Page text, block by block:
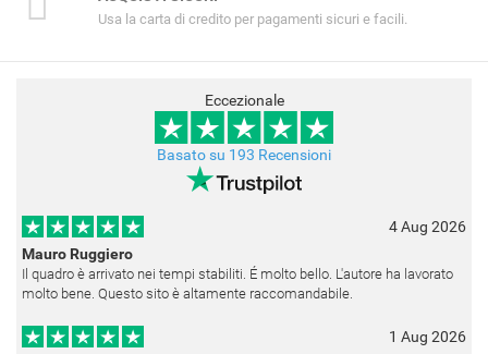
Usa la carta di credito per pagamenti sicuri e facili.
Eccezionale
Basato su 193 Recensioni
4 Aug 2026
Mauro Ruggiero
Il quadro è arrivato nei tempi stabiliti. É molto bello. L'autore ha lavorato
molto bene. Questo sito è altamente raccomandabile.
1 Aug 2026